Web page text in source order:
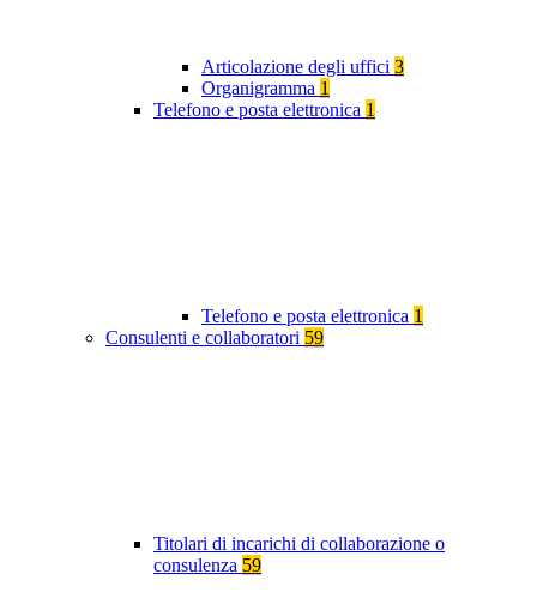
Articolazione degli uffici 3
Organigramma 1
Telefono e posta elettronica 1
Telefono e posta elettronica 1
Consulenti e collaboratori 59
Titolari di incarichi di collaborazione o
consulenza 59